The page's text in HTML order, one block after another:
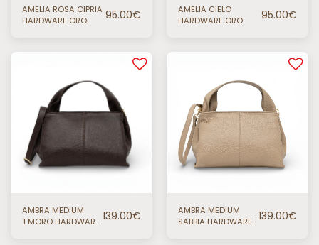
AMELIA ROSA CIPRIA
HARDWARE ORO
95.00€
AMELIA CIELO
HARDWARE ORO
95.00€
AMBRA MEDIUM
T.MORO HARDWARE 139.00€
AMBRA MEDIUM
SABBIA HARDWARE
139.00€